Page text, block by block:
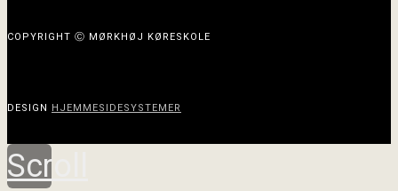
COPYRIGHT Ⓒ MØRKHØJ KØRESKOLE
DESIGN HJEMMESIDESYSTEMER
Scroll